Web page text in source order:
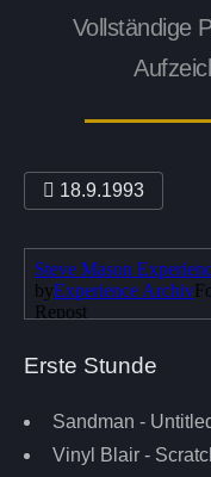
Vollständige
18.9.1993
Erste Stunde
Sandman -
Vinyl Blair -